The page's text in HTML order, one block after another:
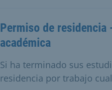
Permiso de
académica
Si ha terminado sus
residencia por trabajo